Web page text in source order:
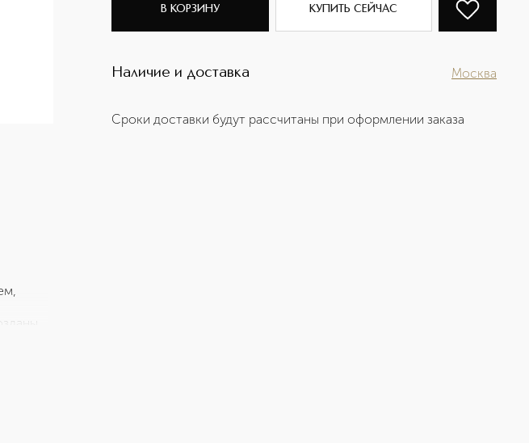
В КОРЗИНУ КУПИТЬ СЕЙЧАС
Наличие и доставка Москва
Сроки доставки будут рассчитаны при оформлении заказа